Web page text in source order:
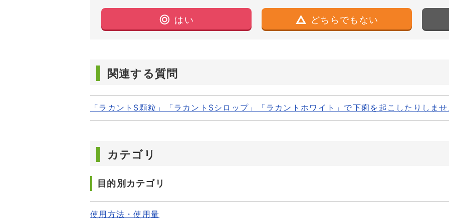
はい どちらでもない
関連する質問
「ラカントS顆粒」「ラカントSシロップ」「ラカントホワイト」で下痢を起こしたりしませ
カテゴリ
目的別カテゴリ
使用方法・使用量